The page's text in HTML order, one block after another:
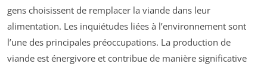
gens choisissent de remplacer la viande dans leur
alimentation. Les inquiétudes liées à l’environnement sont
l’une des principales préoccupations. La production de
viande est énergivore et contribue de manière significative